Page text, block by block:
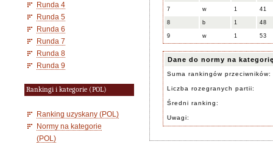
Runda 4
Runda 5
Runda 6
Runda 7
Runda 8
Runda 9
Rankingi i kategorie (POL)
Ranking uzyskany (POL)
Normy na kategorie
(POL)
7 w 1 41
8 b 1 48
9 w 1 53
Dane do normy na
Suma rankingów przeciwników:
Liczba rozegranych partii:
Średni ranking:
Uwagi: